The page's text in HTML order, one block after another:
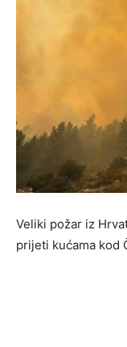
Veliki požar iz
prijeti kućama kod